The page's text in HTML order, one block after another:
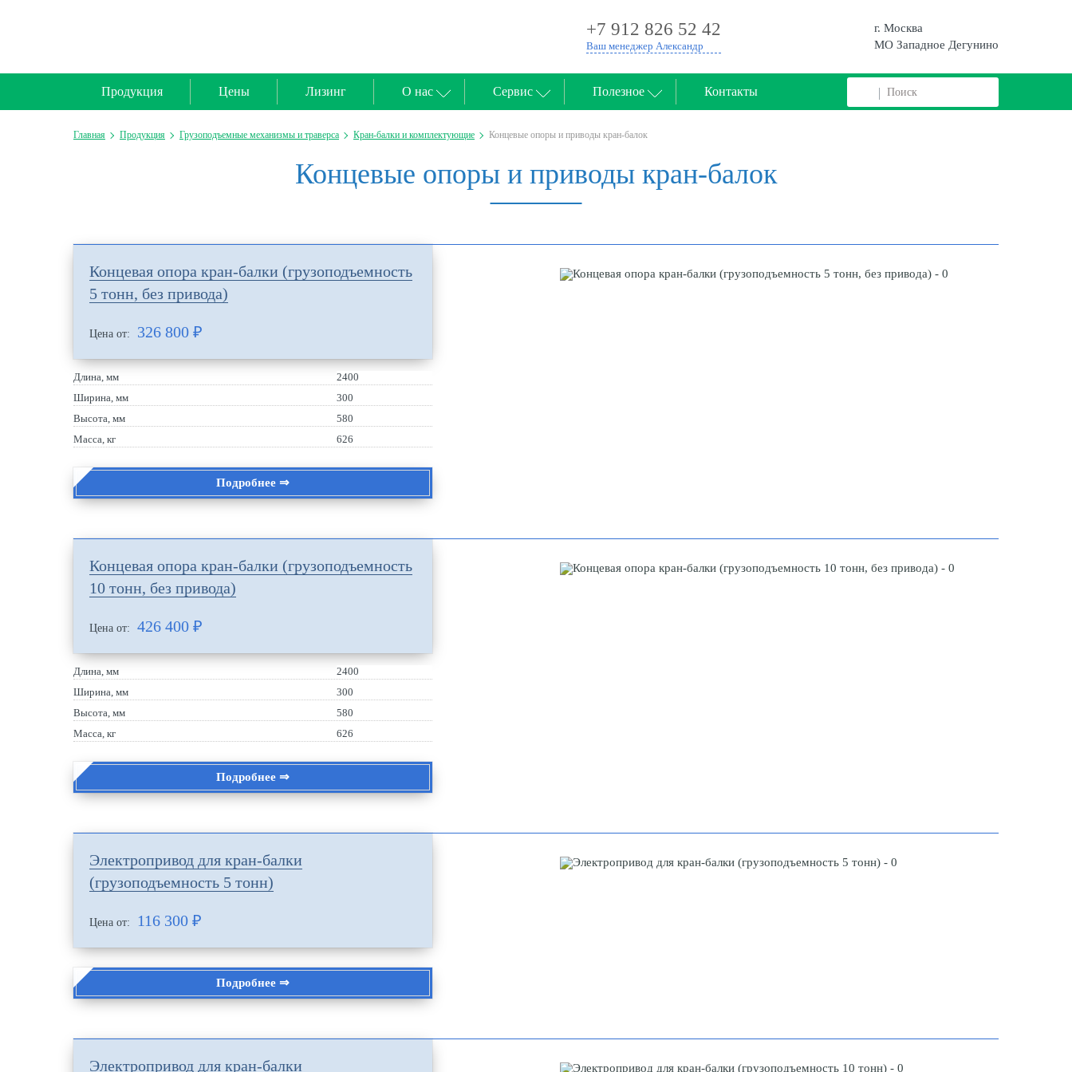
+7 912 826 52 42
Ваш менеджер Александр
г. Москва
МО Западное Дегунино
Продукция Цены Лизинг О нас Сервис Полезное Контакты
Главная Продукция Грузоподъемные механизмы и траверса Кран-балки и комплектующие Концевые опоры и приводы кран-балок
Концевые опоры и приводы кран-балок
Концевая опора кран-балки (грузоподъемность
5 тонн, без привода)
Цена от: 326 800 ₽
Длина, мм
2400
Ширина, мм
300
Высота, мм
580
Масса, кг
626
Подробнее ⇒
Концевая опора кран-балки (грузоподъемность
10 тонн, без привода)
Цена от: 426 400 ₽
Длина, мм
2400
Ширина, мм
300
Высота, мм
580
Масса, кг
626
Подробнее ⇒
Электропривод для кран-балки
(грузоподъемность 5 тонн)
Цена от: 116 300 ₽
Подробнее ⇒
Электропривод для кран-балки